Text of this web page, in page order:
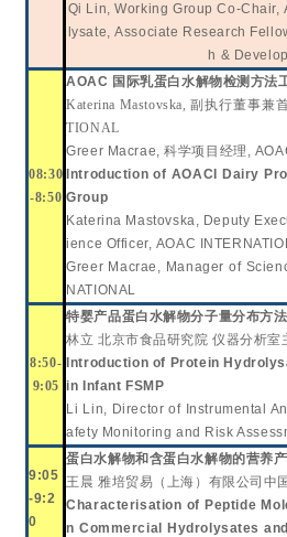
Qi Lin, Working Group Co-C hair,
lysate, Associate Research
h &
08:30
-8:50
AOAC 国际乳蛋白水解物检测方法
Katerina Mastovska,副执行董事兼
TIONAL
Greer Macrae,科学项目经理 ,
Introduction of AOACI Dairy
Group
Katerina Mastovska, Deputy
ience Officer, AOAC
Greer Macrae, Manager of
NATIONAL
8:50-
9:05
特婴产品蛋白水解物分子量分布方
林立 北京市食品研究院仪器分析室
Introduction of Protein
in Infant FSMP
Li Lin, Director of Instrumental
afety Monitoring and Risk
9:05
-9:2
0
蛋白水解物和含蛋白水解物的营养
王晨 雅培贸易（上海）有限公司中
Characterisation of Peptide
n Commercial Hydrolysates